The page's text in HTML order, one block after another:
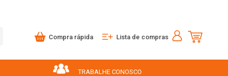
Compra rápida Lista de compras
TRABALHE CONOSCO